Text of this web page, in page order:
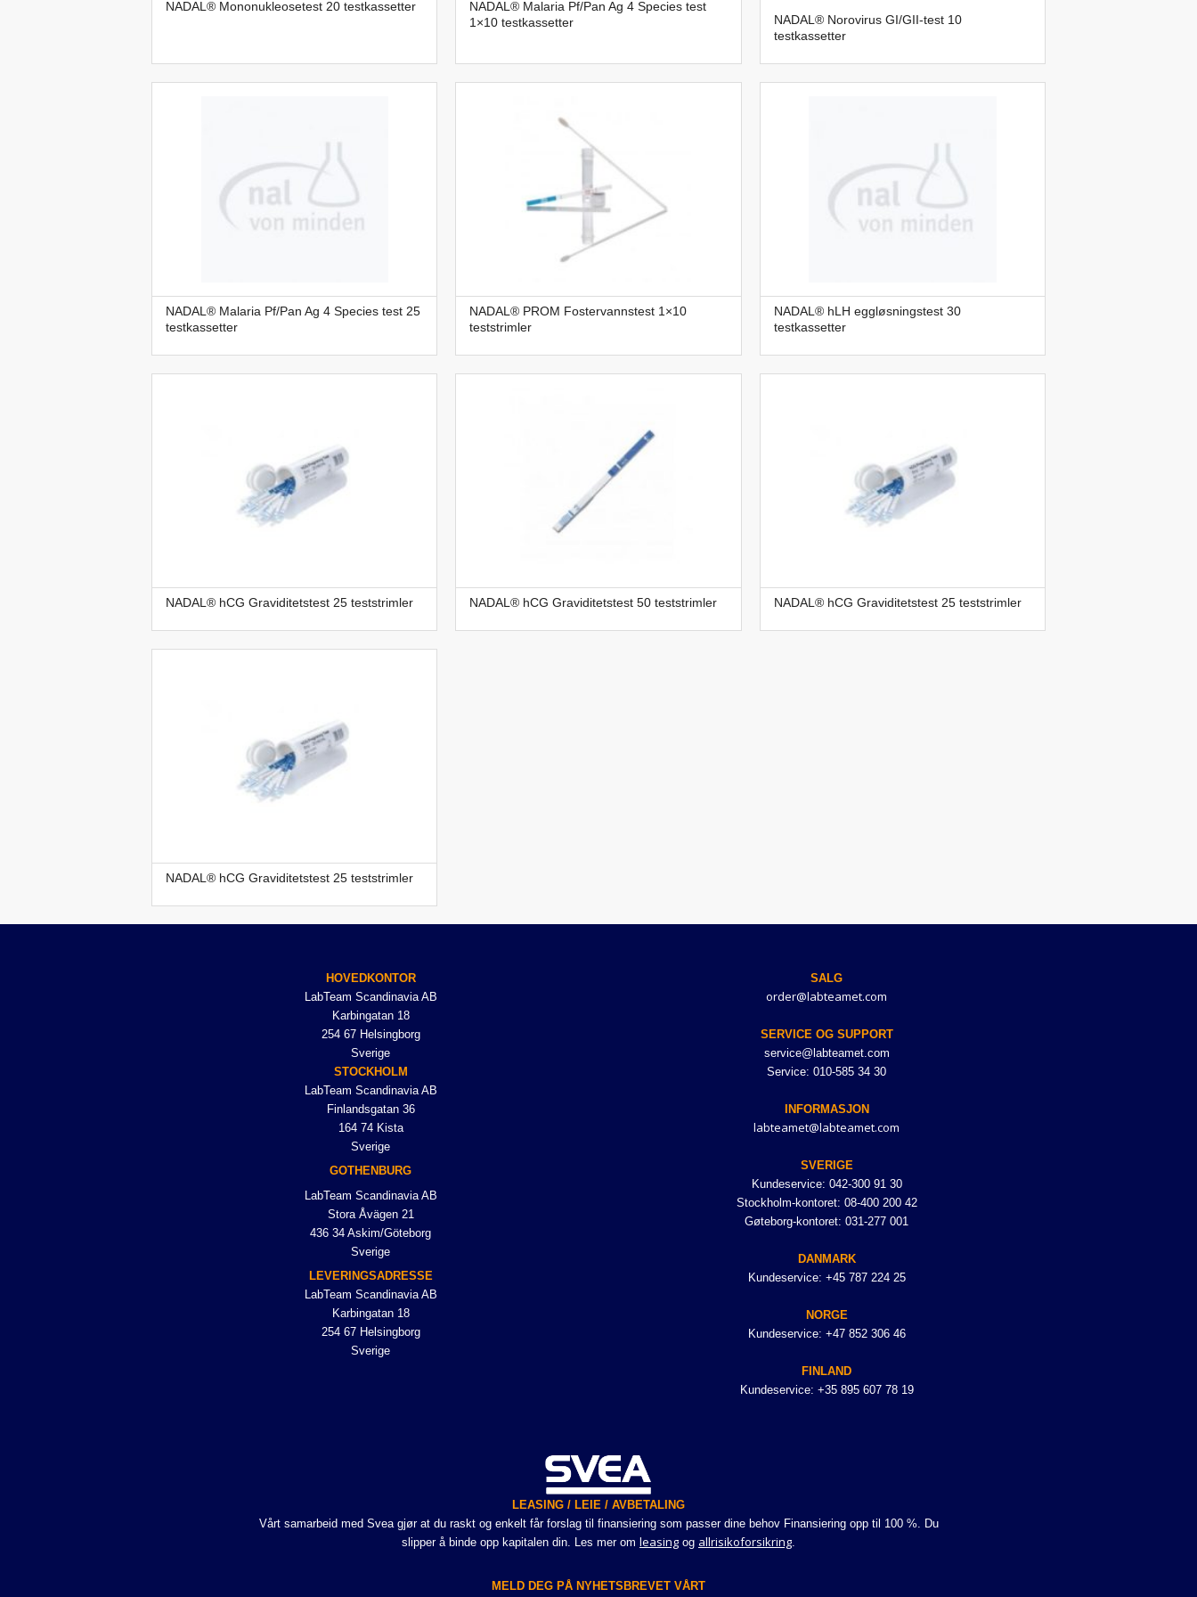
NADAL® Mononukleosetest 20 testkassetter
NADAL® Malaria Pf/Pan Ag 4 Species test
1×10 testkassetter
NADAL® Norovirus GI/GII-test 10
testkassetter
NADAL® Malaria Pf/Pan Ag 4 Species test 25
testkassetter
NADAL® PROM Fostervannstest 1×10
teststrimler
NADAL® hLH eggløsningstest 30
testkassetter
NADAL® hCG Graviditetstest 25 teststrimler NADAL® hCG Graviditetstest 50 teststrimler NADAL® hCG Graviditetstest 25 teststrimler
NADAL® hCG Graviditetstest 25 teststrimler
HOVEDKONTOR
LabTeam Scandinavia AB
Karbingatan 18
254 67 Helsingborg
Sverige
STOCKHOLM
LabTeam Scandinavia AB
Finlandsgatan 36
164 74 Kista
Sverige
GOTHENBURG
LabTeam Scandinavia AB
Stora Åvägen 21
436 34 Askim/Göteborg
Sverige
LEVERINGSADRESSE
LabTeam Scandinavia AB
Karbingatan 18
254 67 Helsingborg
Sverige
SALG
order@labteamet.com
SERVICE OG SUPPORT
service@labteamet.com
Service: 010-585 34 30
INFORMASJON
labteamet@labteamet.com
SVERIGE
Kundeservice: 042-300 91 30
Stockholm-kontoret: 08-400 200 42
Gøteborg-kontoret: 031-277 001
DANMARK
Kundeservice: +45 787 224 25
NORGE
Kundeservice: +47 852 306 46
FINLAND
Kundeservice: +35 895 607 78 19
LEASING / LEIE / AVBETALING
Vårt samarbeid med Svea gjør at du raskt og enkelt får forslag til finansiering som passer dine behov Finansiering opp til 100 %. Du
slipper å binde opp kapitalen din. Les mer om leasing og allrisikoforsikring.
MELD DEG PÅ NYHETSBREVET VÅRT